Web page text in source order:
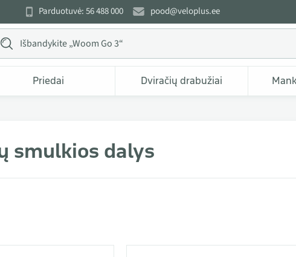
Parduotuvė: 56 488 000 pood@veloplus.ee
Priedai Dviračių drabužiai
smulkios dalys
Stabdžių smulkios dalys